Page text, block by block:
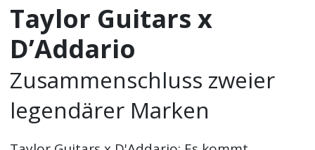
Taylor Guitars x
D’Addario
Zusammenschluss zweier
legendärer Marken